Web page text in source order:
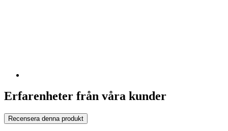
Erfarenheter från våra kunder
Recensera denna produkt